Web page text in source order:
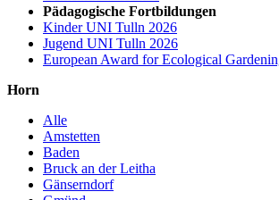
Pädagogische Fortbildungen
Kinder UNI Tulln 2026
Jugend UNI Tulln 2026
European Award for Ecological
Horn
Alle
Amstetten
Baden
Bruck an der Leitha
Gänserndorf